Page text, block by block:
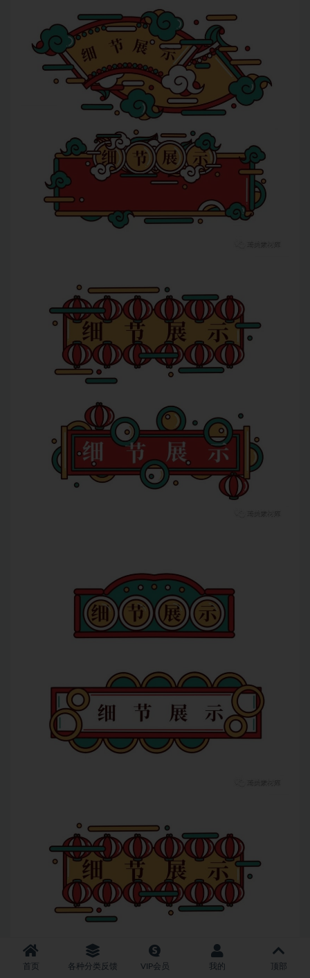
首页 各种分类反馈 VIP会员 我的 顶部